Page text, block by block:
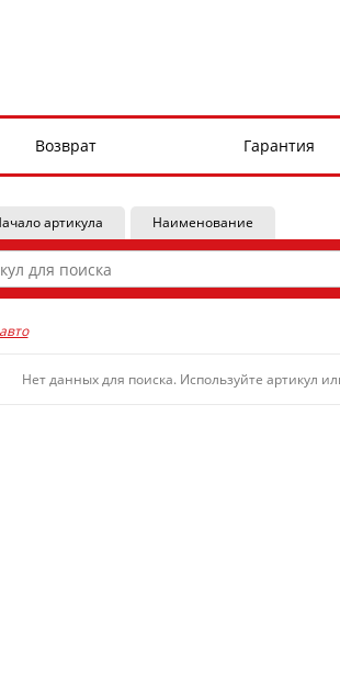
Возврат Гарантия
артикула Наименование
Нет данных для поиска. Используйте артикул